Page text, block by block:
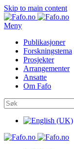
Skip to main content
Meny
Publikasjoner
Forskningstema
Prosjekter
Arrangementer
Ansatte
Om Fafo